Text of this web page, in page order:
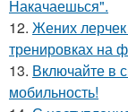
Накачаешься".
12. Жених
тренировках на
13. Включайте в
мобильность!